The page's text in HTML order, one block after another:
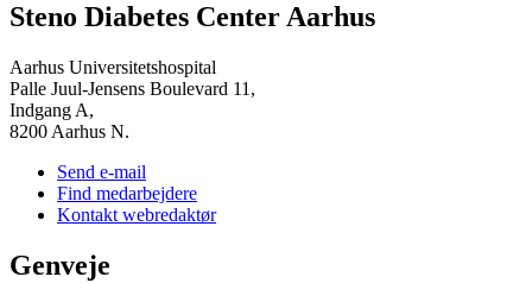
Steno Diabetes Center Aarhus
Aarhus Universitetshospital
Palle Juul-Jensens Boulevard 11,
Indgang A,
8200 Aarhus N.
Send e-mail
Find medarbejdere
Kontakt webredaktør
Genveje